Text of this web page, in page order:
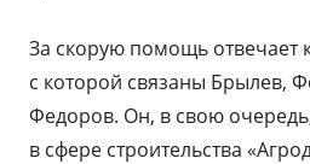
За скорую помощь отвечает
с которой связаны Брылев,
Федоров. Он, в свою
в сфере строительства